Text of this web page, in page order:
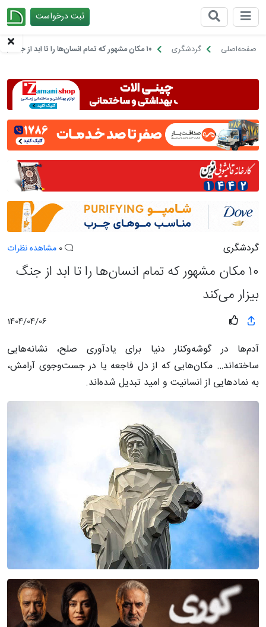
ثبت درخواست
صفحه‌اصلی گردشگری ۱۰ مکان مشهور که تمام انسان‌ها را تا ابد از جنگ بیزار می‌کند
گردشگری مشاهده نظرات
۱۰ مکان مشهور که تمام انسان‌ها را تا ابد از جنگ
بیزار می‌کند
1404/04/06
آدم‌ها در گوشه‌وکنار دنیا برای یادآوری صلح، نشانه‌هایی
ساخته‌اند… مکان‌هایی که از دل فاجعه یا در جست‌وجوی آرامش،
به نمادهایی از انسانیت و امید تبدیل شده‌اند.